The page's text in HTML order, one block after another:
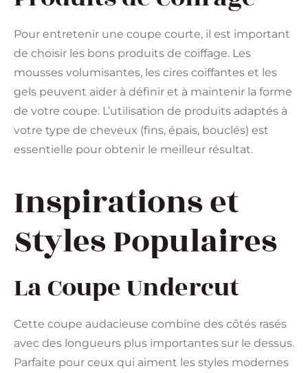
Pour entretenir une coupe courte, il est important
de choisir les bons produits de coiffage. Les
mousses volumisantes, les cires coiffantes et les
gels peuvent aider à définir et à maintenir la forme
de votre coupe. L’utilisation de produits adaptés à
votre type de cheveux (fins, épais, bouclés) est
essentielle pour obtenir le meilleur résultat​.
Inspirations et
Styles Populaires
La Coupe Undercut
Cette coupe audacieuse combine des côtés rasés
avec des longueurs plus importantes sur le dessus.
Parfaite pour ceux qui aiment les styles modernes